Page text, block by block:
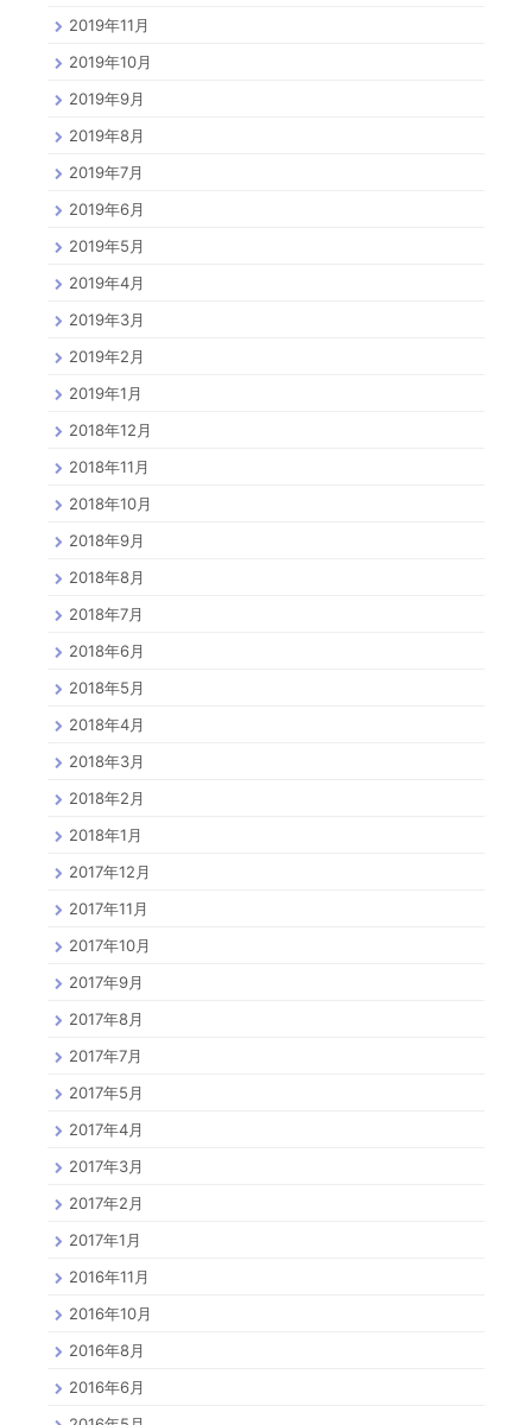
2019年11月
2019年10月
2019年9月
2019年8月
2019年7月
2019年6月
2019年5月
2019年4月
2019年3月
2019年2月
2019年1月
2018年12月
2018年11月
2018年10月
2018年9月
2018年8月
2018年7月
2018年6月
2018年5月
2018年4月
2018年3月
2018年2月
2018年1月
2017年12月
2017年11月
2017年10月
2017年9月
2017年8月
2017年7月
2017年5月
2017年4月
2017年3月
2017年2月
2017年1月
2016年11月
2016年10月
2016年8月
2016年6月